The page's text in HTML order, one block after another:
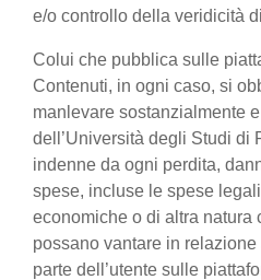
e/o controllo della veridicità
Colui che pubblica sulle
Contenuti, in ogni caso, si
manlevare sostanzialmente
dell’Università degli Studi di
indenne da ogni perdita,
spese, incluse le spese
economiche o di altra natura
possano vantare in
parte dell’utente sulle